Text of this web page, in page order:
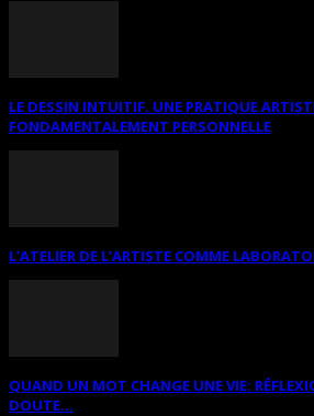
LE DESSIN INTUITIF. UNE PRATIQUE
FONDAMENTALEMENT PERSONNELLE
L’ATELIER DE L’ARTISTE COMME
QUAND UN MOT CHANGE UNE VIE:
DOUTE...